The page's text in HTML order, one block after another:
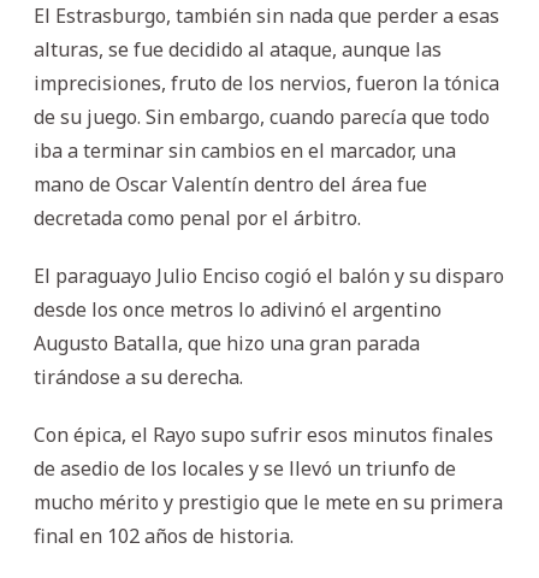
El Estrasburgo, también sin nada que perder a esas
alturas, se fue decidido al ataque, aunque las
imprecisiones, fruto de los nervios, fueron la tónica
de su juego. Sin embargo, cuando parecía que todo
iba a terminar sin cambios en el marcador, una
mano de Oscar Valentín dentro del área fue
decretada como penal por el árbitro.
El paraguayo Julio Enciso cogió el balón y su disparo
desde los once metros lo adivinó el argentino
Augusto Batalla, que hizo una gran parada
tirándose a su derecha.
Con épica, el Rayo supo sufrir esos minutos finales
de asedio de los locales y se llevó un triunfo de
mucho mérito y prestigio que le mete en su primera
final en 102 años de historia.